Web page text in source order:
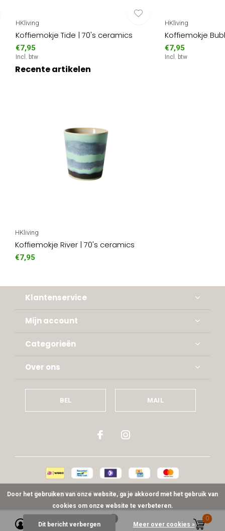
HKliving
Koffiemokje Tide | 70's ceramics
€7,95
Incl. btw
HKliving
Koffiemokje
€7,95
Incl. btw
Recente artikelen
HKliving
Koffiemokje River | 70's ceramics
€7,95
Klantenservice
Mijn account
Categorieën
Over ons
BEL MAIL
© Copyright2026- Theme ByDMWSxPlus+ -RSS-feed
0
Door het gebruiken van onze website, ga je akkoord met het gebruik van
cookies om onze website te verbeteren.
Dit bericht verbergen Meer over cookies »